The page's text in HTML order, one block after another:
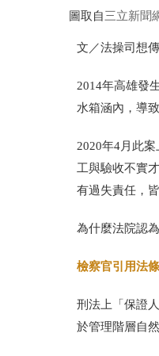
圖取自三立新聞
文／法操司想
2014年高雄發
水箱涵內，導
2020年4月此
工與驗收不實
有過失責任，
為什麼法院認
檢察官引用法
刑法上「保證
於管理階層自